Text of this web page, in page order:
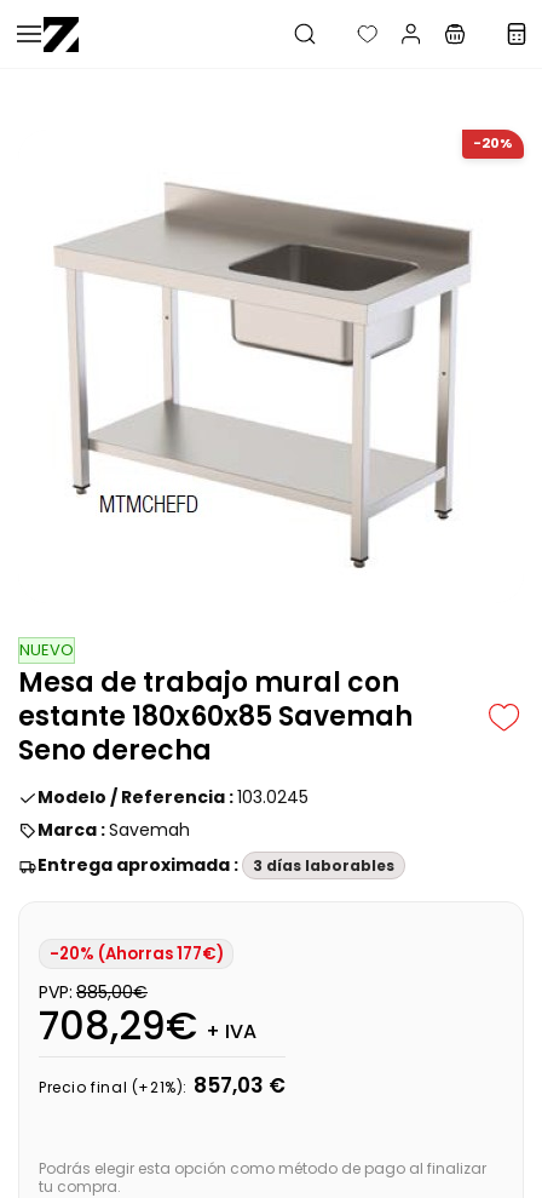
Saltar al
contenido
-20%
NUEVO
Mesa de trabajo mural con
estante 180x60x85 Savemah
Seno derecha
Modelo / Referencia :103.0245
Marca :Savemah
Entrega aproximada :
3 días laborables
-20% (Ahorras 177€)
PVP: 885,00€
708,29€ + IVA
Precio final (+21%): 857,03 €
Podrás elegir esta opción como método de pago al finalizar
tu compra.